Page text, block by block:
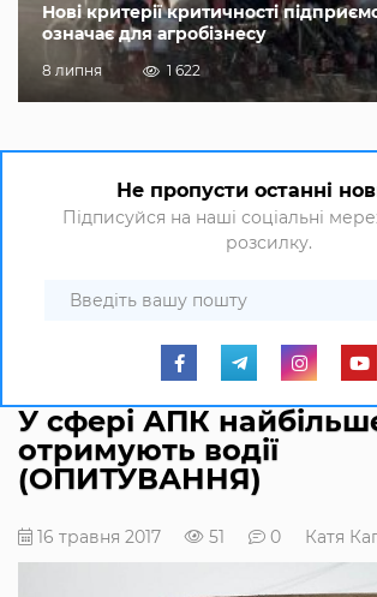
Нові критерії критичності
означає для агробізнесу
8 липня 1 622
Не пропусти останні
Підписуйся на наші соціальні
розсилку.
У сфері АПК
отримують водії
(ОПИТУВАННЯ)
16 травня 2017 51 0 Катя